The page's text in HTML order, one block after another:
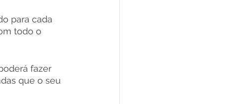
para cada
todo o
fazer
que o seu